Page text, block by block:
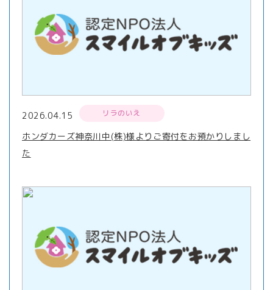
2026.04.15 リラのいえ
ホンダカーズ神奈川中(株)様よりご寄付をお預かりしまし
た